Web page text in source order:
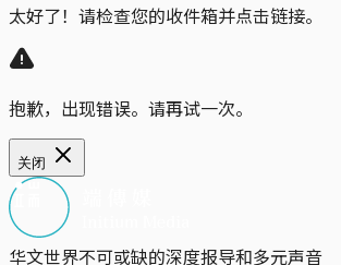
太好了！请检查您的收件箱并点击链接。
抱歉，出现错误。请再试一次。
关闭
华文世界不可或缺的深度报导和多元声音